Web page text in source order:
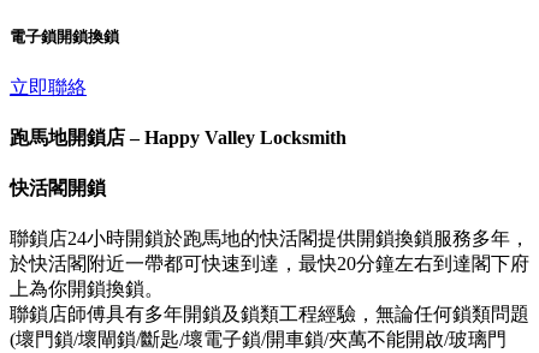
電子鎖開鎖換鎖
立即聯絡
跑馬地開鎖店 – Happy Valley Locksmith
快活閣開鎖
聯鎖店24小時開鎖於跑馬地的快活閣提供開鎖換鎖服務多年，
於快活閣附近一帶都可快速到達，最快20分鐘左右到達閣下府
上為你開鎖換鎖。
聯鎖店師傅具有多年開鎖及鎖類工程經驗，無論任何鎖類問題
(壞門鎖/壞閘鎖/斷匙/壞電子鎖/開車鎖/夾萬不能開啟/玻璃門